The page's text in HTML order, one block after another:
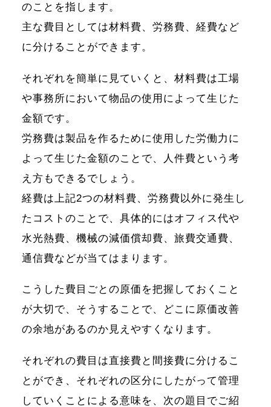
のことを指します。
主な費目としては材料費、労務費、経費など
に分けることができます。
それぞれを簡単に見ていくと、材料費は工場
や事務所において物品の使用によって生じた
金額です。
労務費は製品を作るために使用した労働力に
よって生じた金額のことで、人件費という考
え方もできるでしょう。
経費は上記2つの材料費、労務費以外に発生し
たコストのことで、具体的にはオフィス代や
水光熱費、機械の減価償却費、旅費交通費、
通信費などが当てはまります。
こうした費目ごとの原価を把握しておくこと
が大切で、そうすることで、どこに原価改善
の余地があるのか見えやすくなります。
それぞれの費目は直接費と間接費に分けるこ
とができ、それぞれの区分にしたがって管理
していくことによる意味を、次の題目でご紹